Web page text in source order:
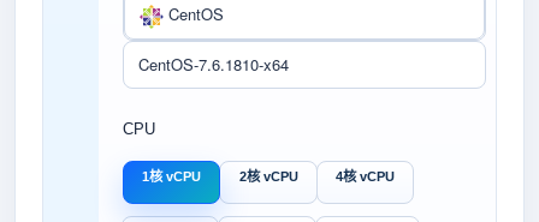
CentOS
CPU
1核 vCPU 2核 vCPU 4核 vCPU